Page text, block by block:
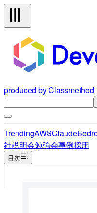
produced by Classmethod
TrendingAWSClaude
社説明会勉強会事例採用
目次